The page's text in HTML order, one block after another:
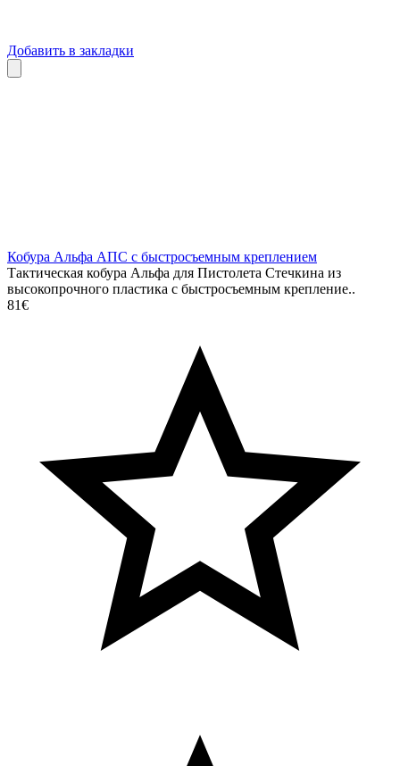
Добавить в закладки
Кобура Альфа АПС с быстросъемным креплением
Тактическая кобура Альфа для Пистолета Стечкина из
высокопрочного пластика с быстросъемным крепление..
81€